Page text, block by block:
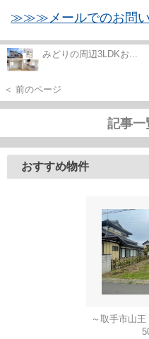
≫≫≫メールでのお問い
みどりの周辺3LDKお...
＜ 前のページ
記事一
おすすめ物件
～取手市山